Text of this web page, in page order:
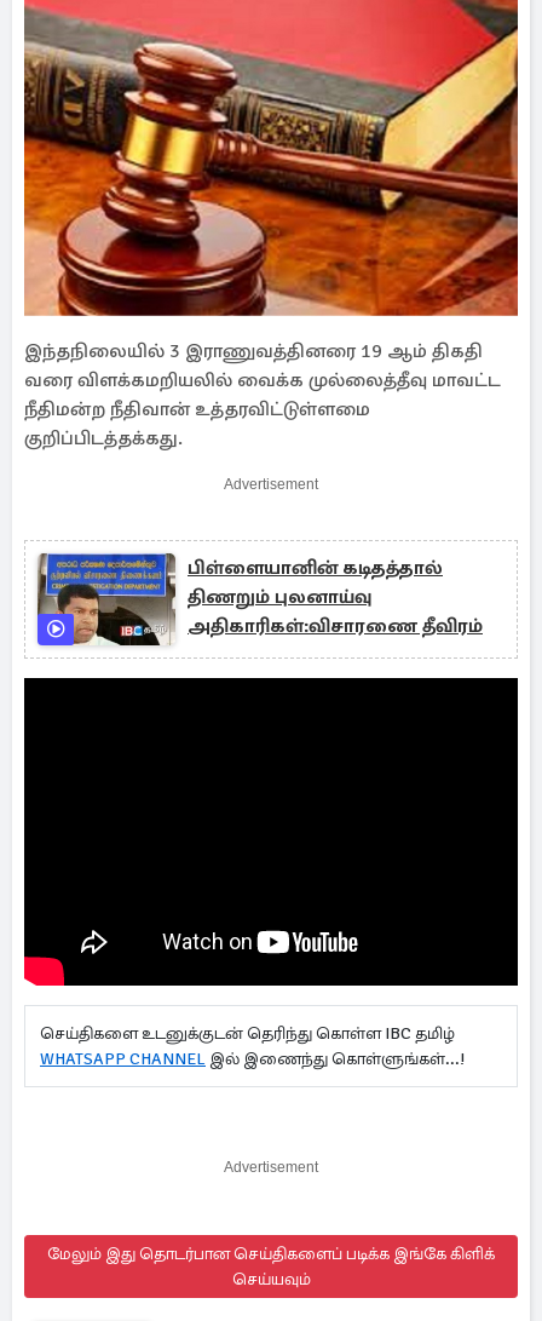
இந்தநிலையில் 3 இராணுவத்தினரை 19 ஆம் திகதி
வரை விளக்கமறியலில் வைக்க முல்லைத்தீவு மாவட்ட
நீதிமன்ற நீதிவான் உத்தரவிட்டுள்ளமை
குறிப்பிடத்தக்கது.
Advertisement
பிள்ளையானின் கடிதத்தால்
திணறும் புலனாய்வு
அதிகாரிகள்:விசாரணை தீவிரம்
செய்திகளை உடனுக்குடன் தெரிந்து கொள்ள IBC தமிழ்
WHATSAPP CHANNEL இல் இணைந்து கொள்ளுங்கள்...!
Advertisement
மேலும் இது தொடர்பான செய்திகளைப் படிக்க இங்கே கிளிக்
செய்யவும்